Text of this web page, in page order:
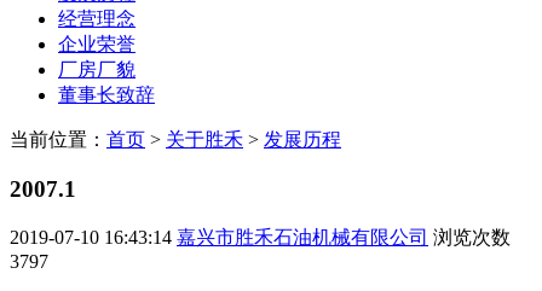
经营理念
企业荣誉
厂房厂貌
董事长致辞
当前位置： 首页 > 关于胜禾 > 发展历程
2007.1
2019-07-10 16:43:14 嘉兴市胜禾石油机械有限公司 浏览次数
3797